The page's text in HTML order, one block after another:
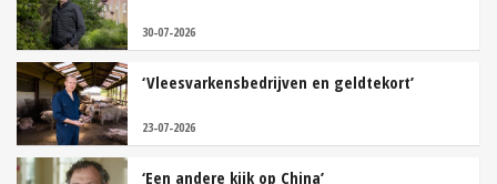
30-07-2026
‘Vleesvarkensbedrijven en geldtekort’
23-07-2026
‘Een andere kijk op China’